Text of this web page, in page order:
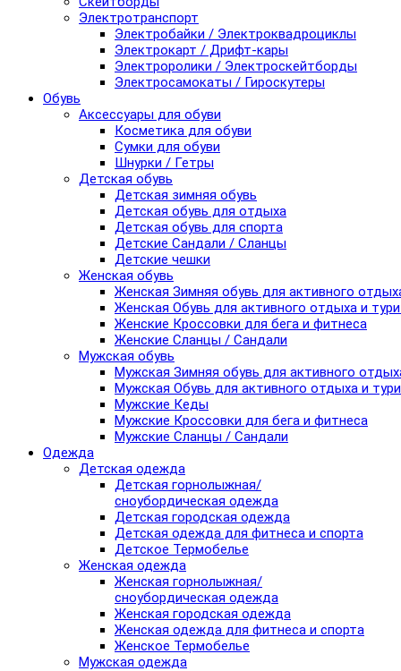
Электротранспорт
Электробайки / Электроквадроциклы
Электрокарт / Дрифт-кары
Электроролики / Электроскейтборды
Электросамокаты / Гироскутеры
Обувь
Аксессуары для обуви
Косметика для обуви
Сумки для обуви
Шнурки / Гетры
Детская обувь
Детская зимняя обувь
Детская обувь для отдыха
Детская обувь для спорта
Детские Сандали / Сланцы
Детские чешки
Женская обувь
Женская Зимняя обувь для активного
Женская Обувь для активного отдыха и
Женские Кроссовки для бега и фитнеса
Женские Сланцы / Сандали
Мужская обувь
Мужская Зимняя обувь для активного
Мужская Обувь для активного отдыха и
Мужские Кеды
Мужские Кроссовки для бега и фитнеса
Мужские Сланцы / Сандали
Одежда
Детская одежда
Детская горнолыжная/
сноубордическая одежда
Детская городская одежда
Детская одежда для фитнеса и спорта
Детское Термобелье
Женская одежда
Женская горнолыжная/
сноубордическая одежда
Женская городская одежда
Женская одежда для фитнеса и спорта
Женское Термобелье
Мужская одежда